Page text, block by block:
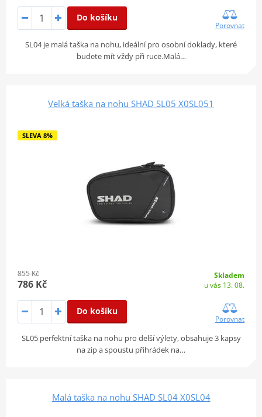
Do košíku
Porovnat
SL04 je malá taška na nohu, ideální pro osobní doklady, které
budete mít vždy při ruce.Malá…
Velká taška na nohu SHAD SL05 X0SL051
SLEVA 8%
855 Kč
786 Kč
Skladem
u vás 13. 08.
Do košíku
Porovnat
SL05 perfektní taška na nohu pro delší výlety, obsahuje 3 kapsy
na zip a spoustu přihrádek na…
Malá taška na nohu SHAD SL04 X0SL04